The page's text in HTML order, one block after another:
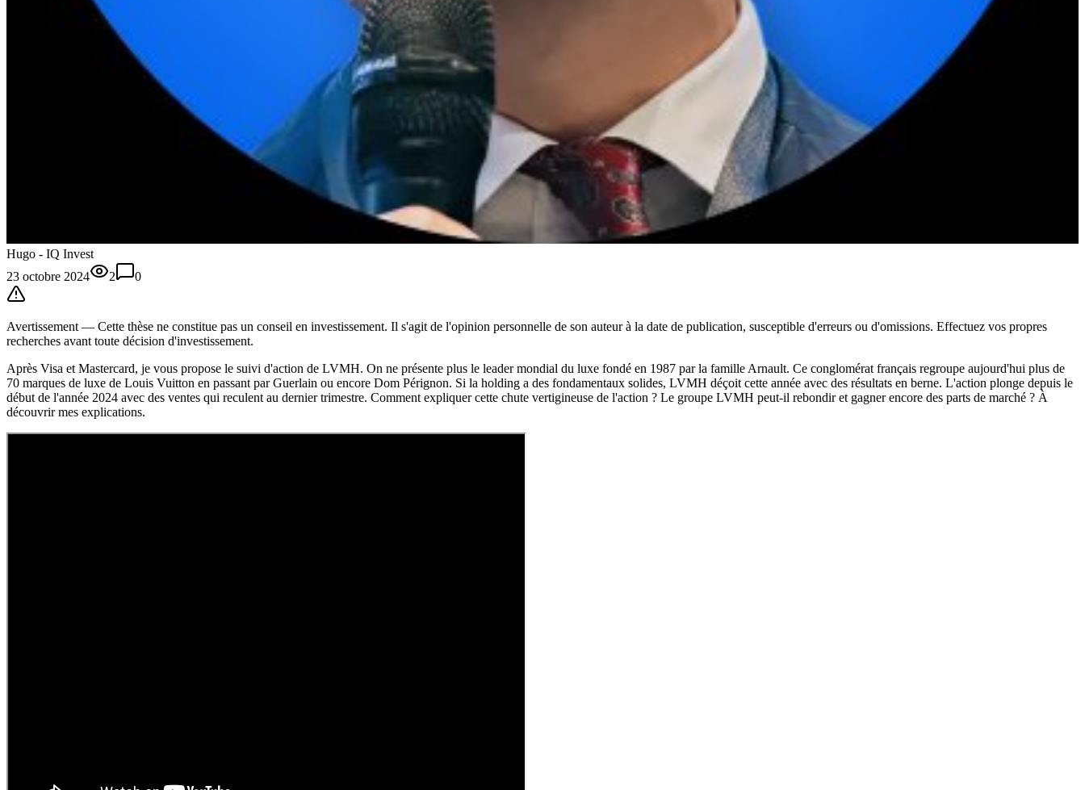
Hugo - IQ Invest
23 octobre 2024
2 0
Avertissement — Cette thèse ne constitue pas un conseil en investissement. Il s'agit de l'opinion personnelle de son auteur à la date de publication, susceptible d'erreurs ou d'omissions. Effectuez vos propres
recherches avant toute décision d'investissement.
Après Visa et Mastercard, je vous propose le suivi d'action de LVMH. On ne présente plus le leader mondial du luxe fondé en 1987 par la famille Arnault. Ce conglomérat français regroupe aujourd'hui plus de
70 marques de luxe de Louis Vuitton en passant par Guerlain ou encore Dom Pérignon. Si la holding a des fondamentaux solides, LVMH déçoit cette année avec des résultats en berne. L'action plonge depuis le
début de l'année 2024 avec des ventes qui reculent au dernier trimestre. Comment expliquer cette chute vertigineuse de l'action ? Le groupe LVMH peut-il rebondir et gagner encore des parts de marché ? À
découvrir mes explications.